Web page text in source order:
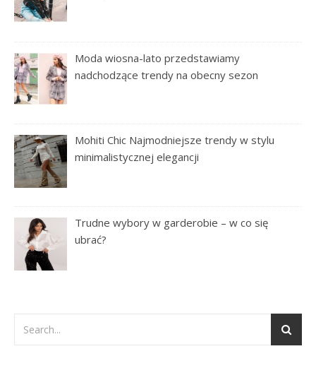
Moda wiosna-lato przedstawiamy
nadchodzące trendy na obecny sezon
Mohiti Chic Najmodniejsze trendy w stylu
minimalistycznej elegancji
Trudne wybory w garderobie – w co się
ubrać?